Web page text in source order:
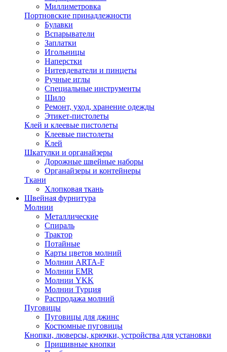
Миллиметровка
Портновские принадлежности
Булавки
Вспарыватели
Заплатки
Игольницы
Наперстки
Нитевдеватели и пинцеты
Ручные иглы
Специальные инструменты
Шило
Ремонт, уход, хранение одежды
Этикет-пистолеты
Клей и клеевые пистолеты
Клеевые пистолеты
Клей
Шкатулки и органайзеры
Дорожные швейные наборы
Органайзеры и контейнеры
Ткани
Хлопковая ткань
Швейная фурнитура
Молнии
Металлические
Спираль
Трактор
Потайные
Карты цветов молний
Молнии ARTA-F
Молнии EMR
Молнии YKK
Молнии Турция
Распродажа молний
Пуговицы
Пуговицы для джинс
Костюмные пуговицы
Кнопки, люверсы, крючки, устройства для установки
Пришивные кнопки